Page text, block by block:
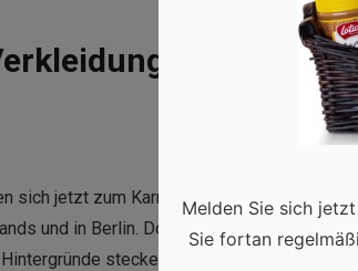
Darum
sich jetzt zum Karneval wieder die
und in Berlin. Doch was hat es
stecken …
Melden Sie sich
Sie fortan